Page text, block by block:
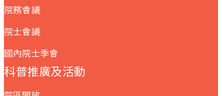
院務會議
院士會議
國內院士季會
科普推廣及活動